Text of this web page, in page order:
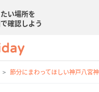
い場所を
確認しよう
節分にまわってほしい神戸八宮